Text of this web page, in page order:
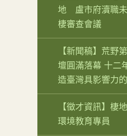
地 盧市府瀆職
棲審查會議
【新聞稿】荒野
壇圓滿落幕 十
造臺灣具影響力
【徵才資訊】棲
環境教育專員